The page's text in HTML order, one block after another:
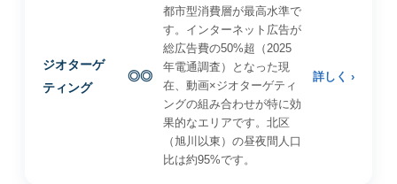
ジオターゲ
ティング
◎◎
都市型消費層が最高水準で
す。インターネット広告が
総広告費の50%超（2025
年電通調査）となった現
在、動画×ジオターゲティ
ングの組み合わせが特に効
果的なエリアです。北区
（旭川以東）の昼夜間人口
比は約95%です。
詳しく ›